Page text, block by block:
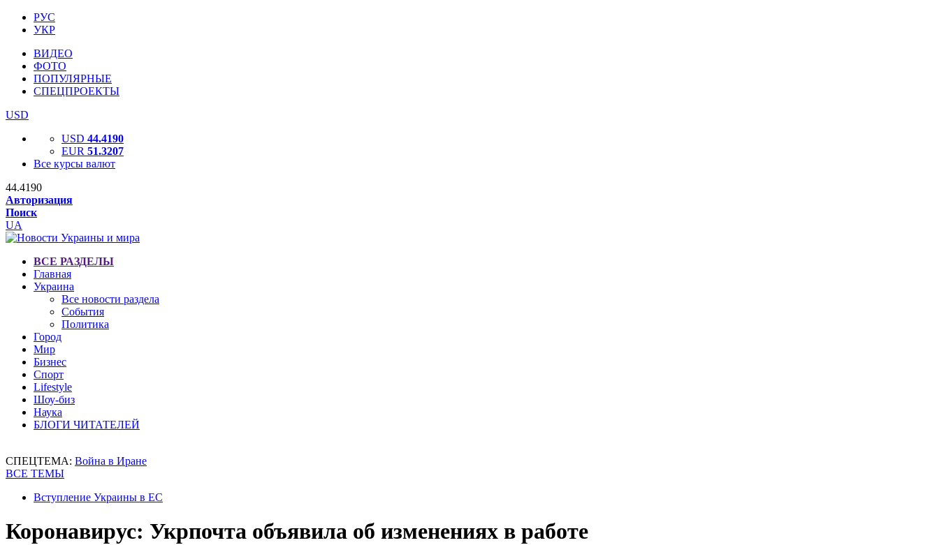
РУС
УКР
ВИДЕО
ФОТО
ПОПУЛЯРНЫЕ
СПЕЦПРОЕКТЫ
USD
USD 44.4190
EUR 51.3207
Все курсы валют
44.4190
Авторизация
Поиск
UA
ВСЕ РАЗДЕЛЫ
Главная
Украина
Все новости раздела
События
Политика
Город
Мир
Бизнес
Спорт
Lifestyle
Шоу-биз
Наука
БЛОГИ ЧИТАТЕЛЕЙ
СПЕЦТЕМА: Война в Иране
ВСЕ ТЕМЫ
Вступление Украины в ЕС
Коронавирус: Укрпочта объявила об изменениях в работе